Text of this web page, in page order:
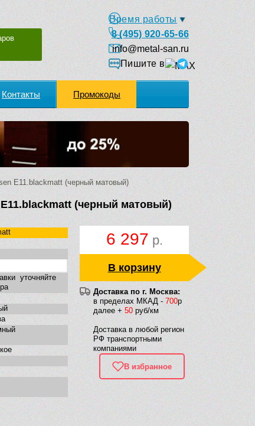
Время работы
8 (495) 920-65-66
info@metal-san.ru
Пишите в
Контакты Промокоды
E11.blackmatt (черный матовый)
(черный матовый)
6 297 р.
В корзину
Доставка по г. Москва:
в пределах МКАД - 700р
далее + 50 руб/км
Доставка в любой регион
РФ транспортными
компаниями
В избранное
уточняйте